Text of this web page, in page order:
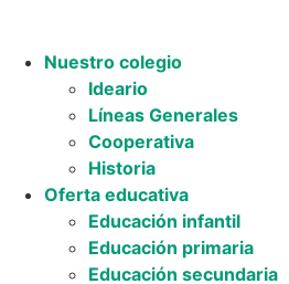
contenidoNuestro colegio
Ideario
Líneas Generales
Cooperativa
Historia
Oferta educativa
Educación infantil
Educación primaria
Educación secundaria